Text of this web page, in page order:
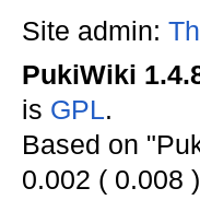
Site admin:
PukiWiki
is GPL.
Based on
0.002 ( 0.008